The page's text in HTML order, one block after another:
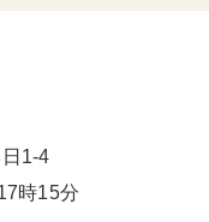
1-4
時15分